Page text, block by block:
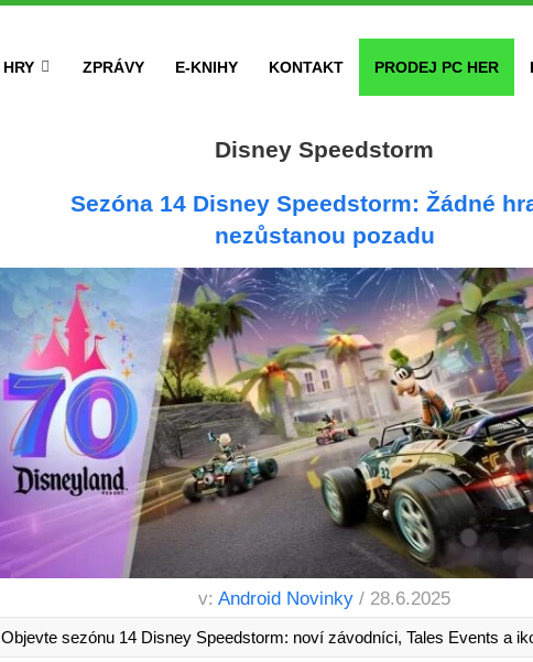
HRY ZPRÁVY E-KNIHY KONTAKT PRODEJ PC HER
Disney Speedstorm
Sezóna 14 Disney Speedstorm: Žádné
nezůstanou pozadu
v:Android Novinky / 28.6.2025
Objevte sezónu 14 Disney Speedstorm: noví závodníci, Tales Events a